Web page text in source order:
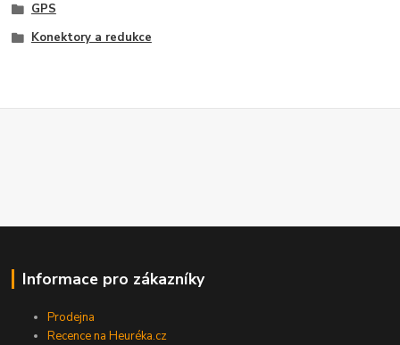
GPS
Konektory a redukce
Informace pro zákazníky
Prodejna
Recence na Heuréka.cz